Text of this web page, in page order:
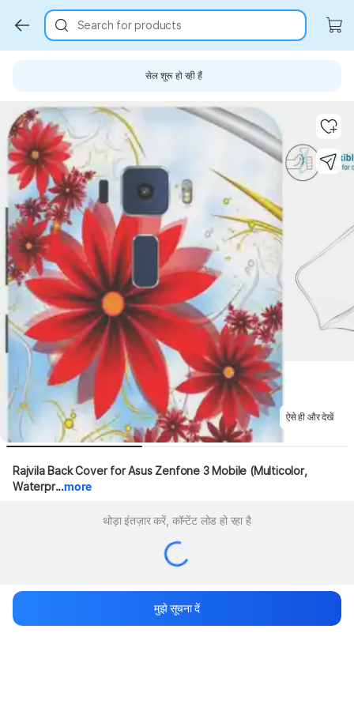
Search for products
सेल शुरू हो रही हैं
Key Highlights
ऐसे ही और देखें
Rajvila Back Cover for Asus Zenfone 3 Mobile (Multicolor,
Waterpr...more
थोड़ा इंतज़ार करें, कॉन्टेंट लोड हो रहा है
मुझे सूचना दें